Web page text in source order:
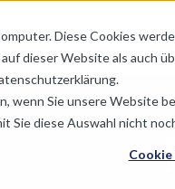
Diese Cookies
dieser Website als auch
Sie unsere Website
Sie diese Auswahl nicht
Cookie
HOME